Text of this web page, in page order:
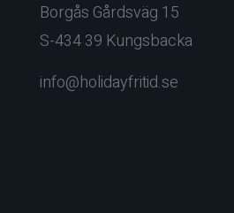
Borgås Gårdsväg 15
S-434 39 Kungsbacka
info@holidayfritid.se